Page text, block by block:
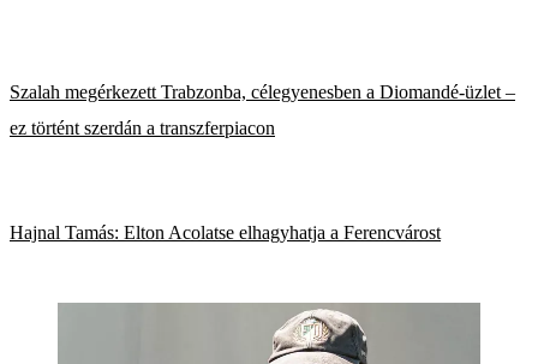
Szalah megérkezett Trabzonba, célegyenesben a Diomandé-üzlet –
ez történt szerdán a transzferpiacon
Hajnal Tamás: Elton Acolatse elhagyhatja a Ferencvárost